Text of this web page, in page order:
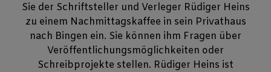
Sie der Schriftsteller und Verleger Rüdiger Heins
zu einem Nachmittagskaffee in sein Privathaus
nach Bingen ein. Sie können ihm Fragen über
Veröffentlichungsmöglichkeiten oder
Schreibprojekte stellen. Rüdiger Heins ist